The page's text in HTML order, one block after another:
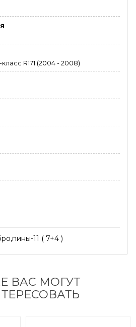
R171 (2004 - 2008)
11 ( 7+4 )
ВАС МОГУТ